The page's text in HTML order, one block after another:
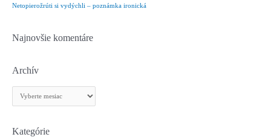
Netopierožrúti si vydýchli – poznámka ironická
Najnovšie komentáre
Archív
r
h
Kategórie